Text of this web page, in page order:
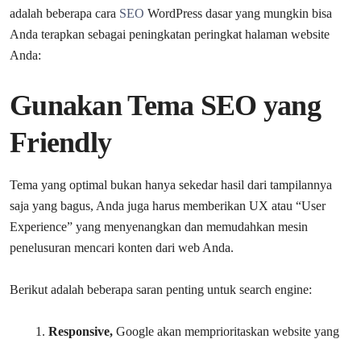
adalah beberapa cara SEO WordPress dasar yang mungkin bisa
Anda terapkan sebagai peningkatan peringkat halaman website
Anda:
Gunakan Tema SEO yang
Friendly
Tema yang optimal bukan hanya sekedar hasil dari tampilannya
saja yang bagus, Anda juga harus memberikan UX atau “User
Experience” yang menyenangkan dan memudahkan mesin
penelusuran mencari konten dari web Anda.
Berikut adalah beberapa saran penting untuk search engine:
Responsive, Google akan memprioritaskan website yang